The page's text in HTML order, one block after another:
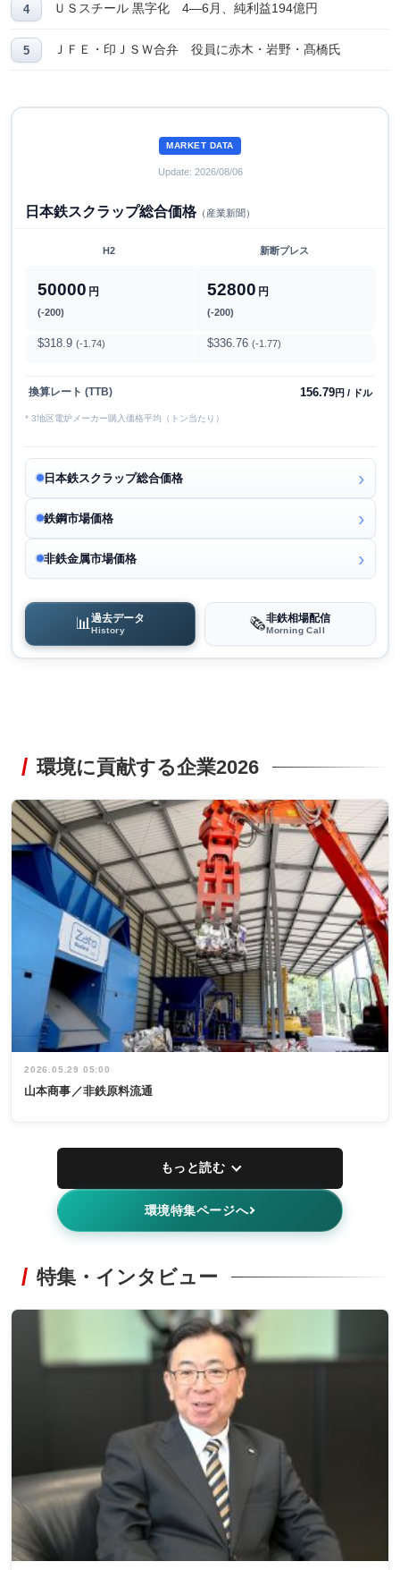
ＵＳスチール 黒字化 4―6月、純利益194億円
ＪＦＥ・印ＪＳＷ合弁 役員に赤木・岩野・髙橋氏
MARKET DATA
Update: 2026/08/06
日本鉄スクラップ総合価格（産業新聞）
H2 新断プレス
50000 円
(-200)
52800 円
(-200)
$318.9 (-1.74) $336.76 (-1.77)
換算レート (TTB) 156.79円 / ドル
* 3地区電炉メーカー購入価格平均（トン当たり）
日本鉄スクラップ総合価格
鉄鋼市場価格
非鉄金属市場価格
📊過去データ
History 🗞️非鉄相場配信
Morning Call
環境に貢献する企業2026
2026.05.29 05:00
山本商事／非鉄原料流通
もっと読む
環境特集ページへ
特集・インタビュー